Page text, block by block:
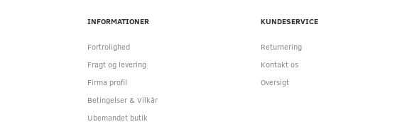
INFORMATIONER
Fortrolighed
Fragt og levering
Firma profil
Betingelser & Vilkår
Ubemandet butik
KUNDESERVICE
Returnering
Kontakt os
Oversigt